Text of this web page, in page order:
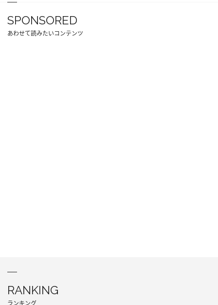
SPONSORED
あわせて読みたいコンテンツ
RANKING